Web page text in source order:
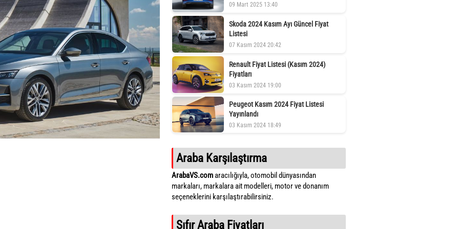
09 Mart 2025 13:40
Skoda 2024 Kasım Ayı Güncel Fiyat
Listesi
07 Kasım 2024 20:42
Renault Fiyat Listesi (Kasım 2024)
Fiyatları
03 Kasım 2024 19:00
Peugeot Kasım 2024 Fiyat Listesi
Yayınlandı
03 Kasım 2024 18:49
Araba Karşılaştırma
ArabaVS.comaracılığıyla, otomobil dünyasından
markaları, markalara ait modelleri, motor ve donanım
seçeneklerini karşılaştırabilirsiniz.
Sıfır Araba Fiyatları